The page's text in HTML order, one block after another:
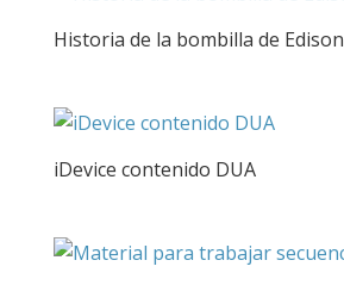
Historia de la bombilla de Edison
iDevice contenido DUA